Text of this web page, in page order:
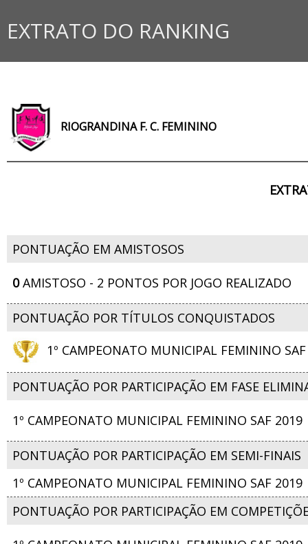
EXTRATO DO RANKING
RIOGRANDINA F. C. FEMININO
PONTUAÇÃO EM AMISTOSOS
0AMISTOSO - 2 PONTOS POR JOGO REALIZADO
PONTUAÇÃO POR TÍTULOS CONQUISTADOS
1º CAMPEONATO MUNICIPAL FEMININO
PONTUAÇÃO POR PARTICIPAÇÃO EM FASE
1º CAMPEONATO MUNICIPAL FEMININO SAF 2019
PONTUAÇÃO POR PARTICIPAÇÃO EM SEMI-FINAIS
1º CAMPEONATO MUNICIPAL FEMININO SAF 2019
PONTUAÇÃO POR PARTICIPAÇÃO EM